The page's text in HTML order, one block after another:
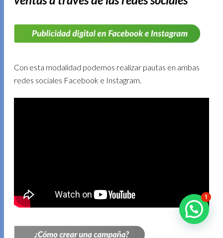
Con esta modalidad podemos realizar pautas en ambas
redes sociales Facebook e Instagram.
1